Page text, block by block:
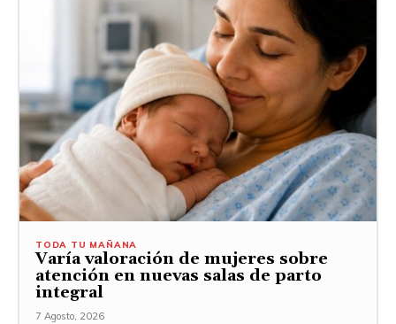
TODA TU MAÑANA
Varía valoración de mujeres sobre
atención en nuevas salas de parto
integral
7 Agosto, 2026